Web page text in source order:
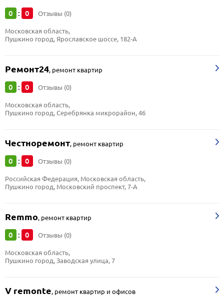
0 : 0 Отзывы (0)
Московская область,
Пушкино город, Ярославское шоссе, 182-А
Ремонт24, ремонт квартир
0 : 0 Отзывы (0)
Московская область,
Пушкино город, Серебрянка микрорайон, 46
Честноремонт, ремонт квартир
0 : 0 Отзывы (0)
Российская Федерация, Московская область,
Пушкино город, Московский проспект, 7-А
Remmo, ремонт квартир
0 : 0 Отзывы (0)
Московская область,
Пушкино город, Заводская улица, 7
V remonte, ремонт квартир и офисов